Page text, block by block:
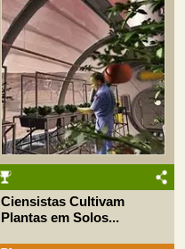
Ciensistas Cultivam
Plantas em Solos...